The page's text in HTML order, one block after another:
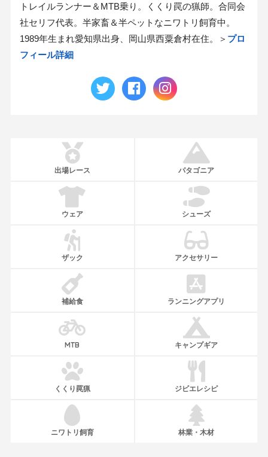
トレイルランナー＆MTB乗り。くくり罠の猟師。合同会
社セリフ代表。半家畜＆半ペットなニワトリ飼育中。
1989年生まれ愛知県出身、岡山県西粟倉村在住。＞ プロ
フィール詳細
出場レース パタゴニア
ウェア シューズ
ザック アクセサリー
補給食 ランニングアプリ
MTB キャンプギア
くくり罠猟 ジビエレシピ
ニワトリ飼育 林業・木材